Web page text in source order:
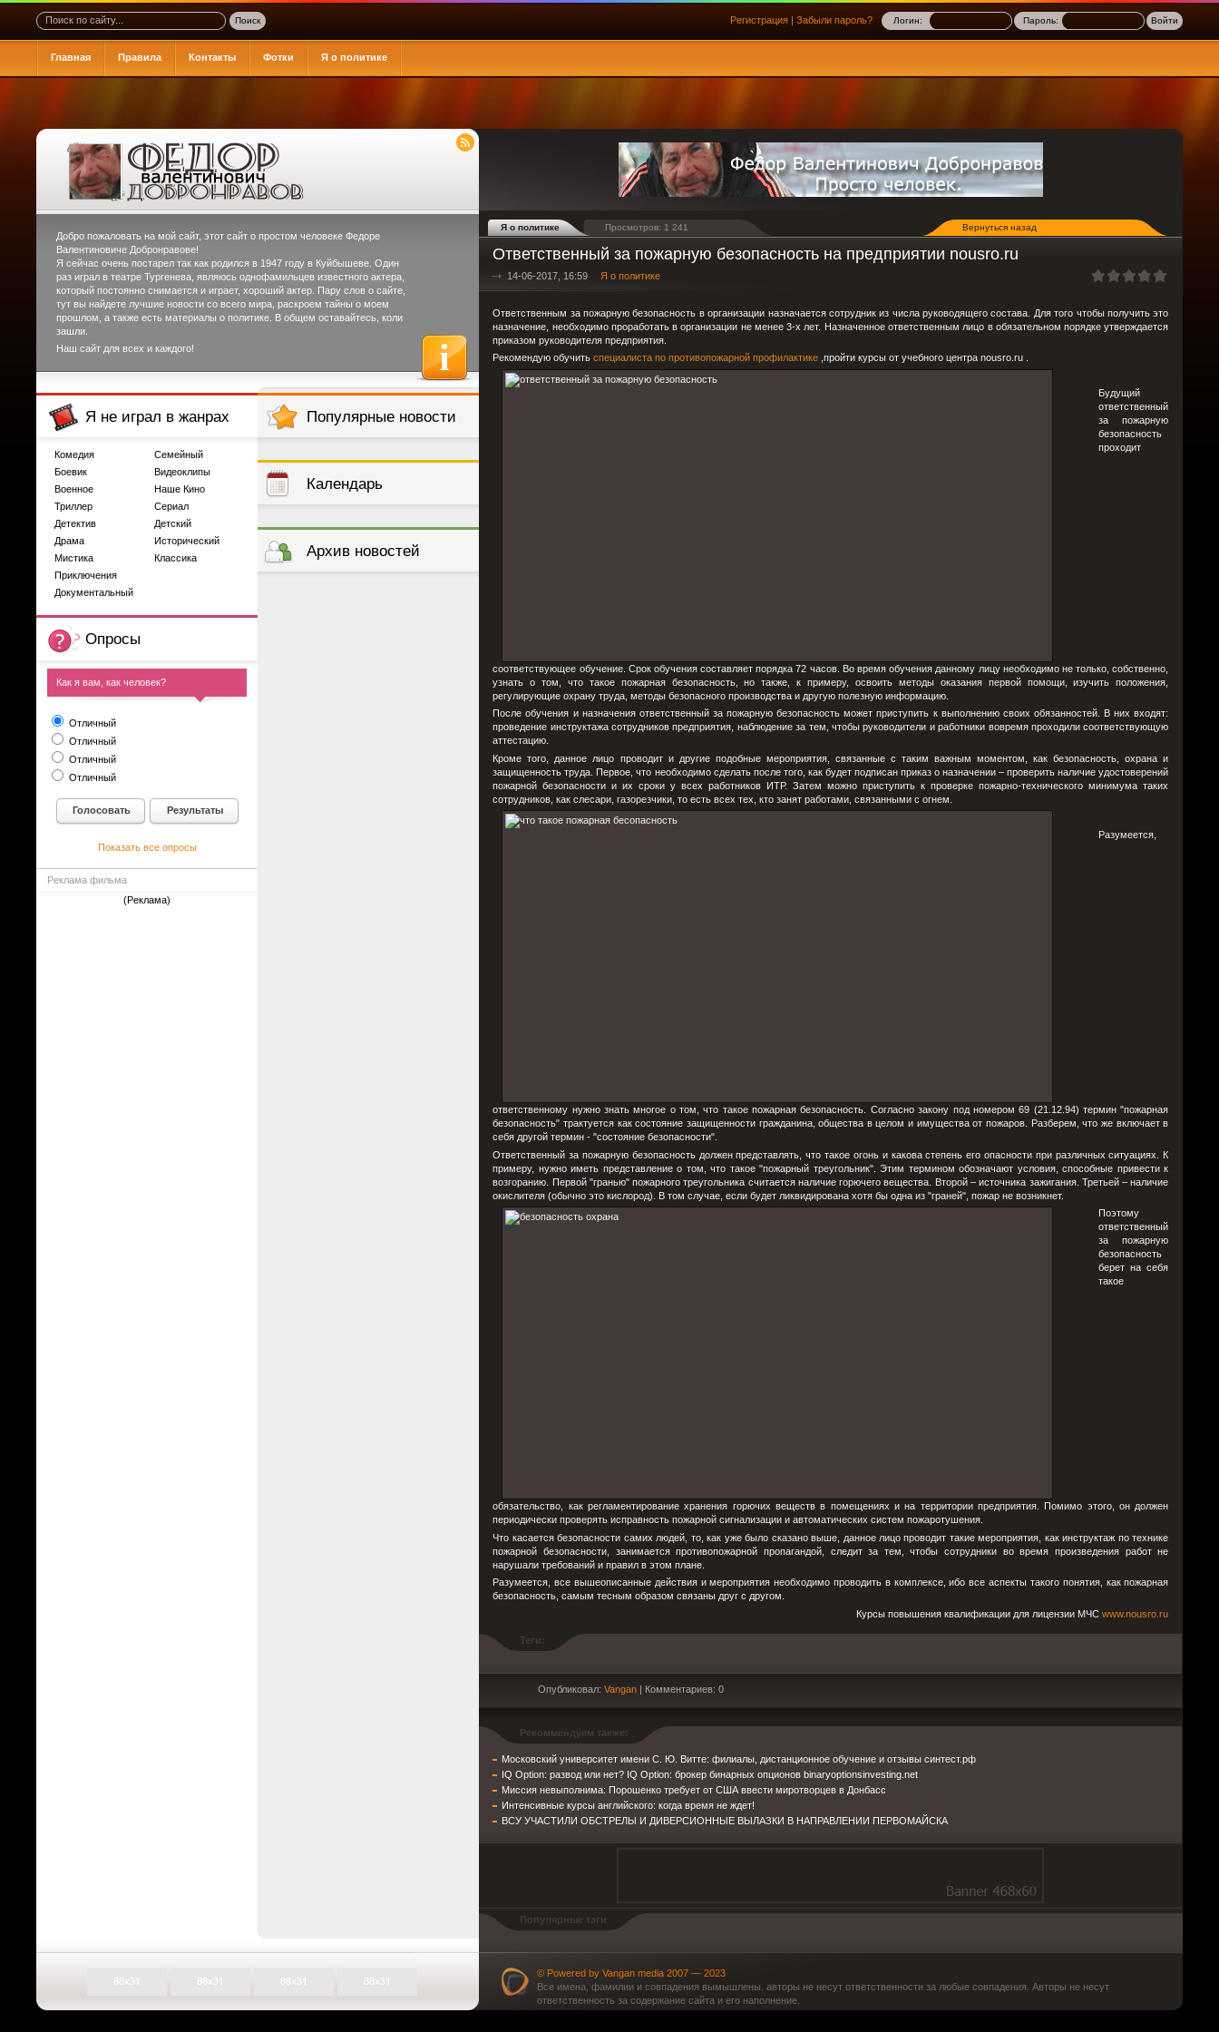
Регистрация| Забыли пароль? Логин: Пароль:
Главная Правила Контакты Фотки Я о политике
Я о политике Просмотров: 1 241 Вернуться назад
Ответственный за пожарную безопасность на предприятии nousro.ru
14-06-2017, 16:59 Я о политике
Ответственным за пожарную безопасность в организации назначается сотрудник из числа руководящего состава. Для того чтобы получить это
назначение, необходимо проработать в организации не менее 3-х лет. Назначенное ответственным лицо в обязательном порядке утверждается
приказом руководителя предприятия.
Рекомендую обучитьспециалиста по противопожарной профилактике ,пройти курсы от учебного центра nousro.ru .
Будущий
ответственный
за пожарную
безопасность
проходит
соответствующее обучение. Срок обучения составляет порядка 72 часов. Во время обучения данному лицу необходимо не только, собственно,
узнать о том, что такое пожарная безопасность, но также, к примеру, освоить методы оказания первой помощи, изучить положения,
регулирующие охрану труда, методы безопасного производства и другую полезную информацию.
После обучения и назначения ответственный за пожарную безопасность может приступить к выполнению своих обязанностей. В них входят:
проведение инструктажа сотрудников предприятия, наблюдение за тем, чтобы руководители и работники вовремя проходили соответствующую
аттестацию.
Кроме того, данное лицо проводит и другие подобные мероприятия, связанные с таким важным моментом, как безопасность, охрана и
защищенность труда. Первое, что необходимо сделать после того, как будет подписан приказ о назначении – проверить наличие удостоверений
пожарной безопасности и их сроки у всех работников ИТР. Затем можно приступить к проверке пожарно-технического минимума таких
сотрудников, как слесари, газорезчики, то есть всех тех, кто занят работами, связанными с огнем.
Разумеется,
ответственному нужно знать многое о том, что такое пожарная безопасность. Согласно закону под номером 69 (21.12.94) термин "пожарная
безопасность" трактуется как состояние защищенности гражданина, общества в целом и имущества от пожаров. Разберем, что же включает в
себя другой термин - "состояние безопасности".
Ответственный за пожарную безопасность должен представлять, что такое огонь и какова степень его опасности при различных ситуациях. К
примеру, нужно иметь представление о том, что такое "пожарный треугольник". Этим термином обозначают условия, способные привести к
возгоранию. Первой "гранью" пожарного треугольника считается наличие горючего вещества. Второй – источника зажигания. Третьей – наличие
окислителя (обычно это кислород). В том случае, если будет ликвидирована хотя бы одна из "граней", пожар не возникнет.
Поэтому
ответственный
за пожарную
безопасность
берет на себя
такое
обязательство, как регламентирование хранения горючих веществ в помещениях и на территории предприятия. Помимо этого, он должен
периодически проверять исправность пожарной сигнализации и автоматических систем пожаротушения.
Что касается безопасности самих людей, то, как уже было сказано выше, данное лицо проводит такие мероприятия, как инструктаж по технике
пожарной безопасности, занимается противопожарной пропагандой, следит за тем, чтобы сотрудники во время произведения работ не
нарушали требований и правил в этом плане.
Разумеется, все вышеописанные действия и мероприятия необходимо проводить в комплексе, ибо все аспекты такого понятия, как пожарная
безопасность, самым тесным образом связаны друг с другом.
Курсы повышения квалификации для лицензии МЧСwww.nousro.ru
Теги:
Опубликовал:Vangan | Комментариев: 0
Рекоммендуем также:
Московский университет имени С. Ю. Витте: филиалы, дистанционное обучение и отзывы синтест.рф
IQ Option: развод или нет? IQ Option: брокер бинарных опционов binaryoptionsinvesting.net
Миссия невыполнима: Порошенко требует от США ввести миротворцев в Донбасс
Интенсивные курсы английского: когда время не ждет!
ВСУ УЧАСТИЛИ ОБСТРЕЛЫ И ДИВЕРСИОННЫЕ ВЫЛАЗКИ В НАПРАВЛЕНИИ ПЕРВОМАЙСКА
Популярные тэги
Добро пожаловать на мой сайт, этот сайт о простом человекеФедоре
Валентиновиче Добронравове!
Я сейчас очень постарел так как родился в 1947 году в Куйбышеве. Один
раз играл в театре Тургенева, являюсь однофамильцев известного актера,
который постоянно снимается и играет, хороший актер. Пару слов о сайте,
тут вы найдете лучшие новости со всего мира, раскроем тайны о моем
прошлом, а также есть материалы о политике. В общем оставайтесь, коли
зашли.
Наш сайт для всех и каждого!
Я не играл в жанрах
Комедия
Боевик
Военное
Триллер
Детектив
Драма
Мистика
Приключения
Документальный
Семейный
Видеоклипы
Наше Кино
Сериал
Детский
Исторический
Классика
Опросы
Как я вам, как человек?
Отличный
Отличный
Отличный
Отличный
Показать все опросы
Реклама фильма
(Реклама)
Популярные новости
Календарь
выступлений
Архив новостей
© Powered by Vangan media 2007 — 2023
Все имена, фамилии и совпадения вымышлены. авторы не несут ответственности за любые совпадения. Авторы не несут
ответственность за содержание сайта и его наполнение.